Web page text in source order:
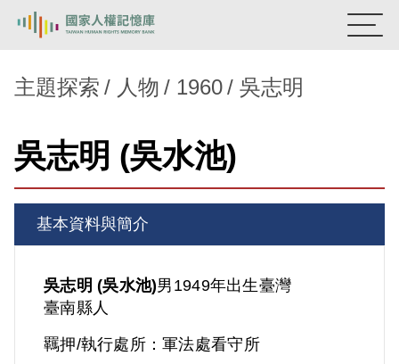
新生訓導處
蛋殼畫 送物單
主題探索
背景知識
關於我們
主題探索 人物 1960 吳志明
吳志明 (吳水池)
基本資料與簡介
吳志明 (吳水池)男 1949年出生臺灣
臺南縣人
羈押/執行處所：軍法處看守所